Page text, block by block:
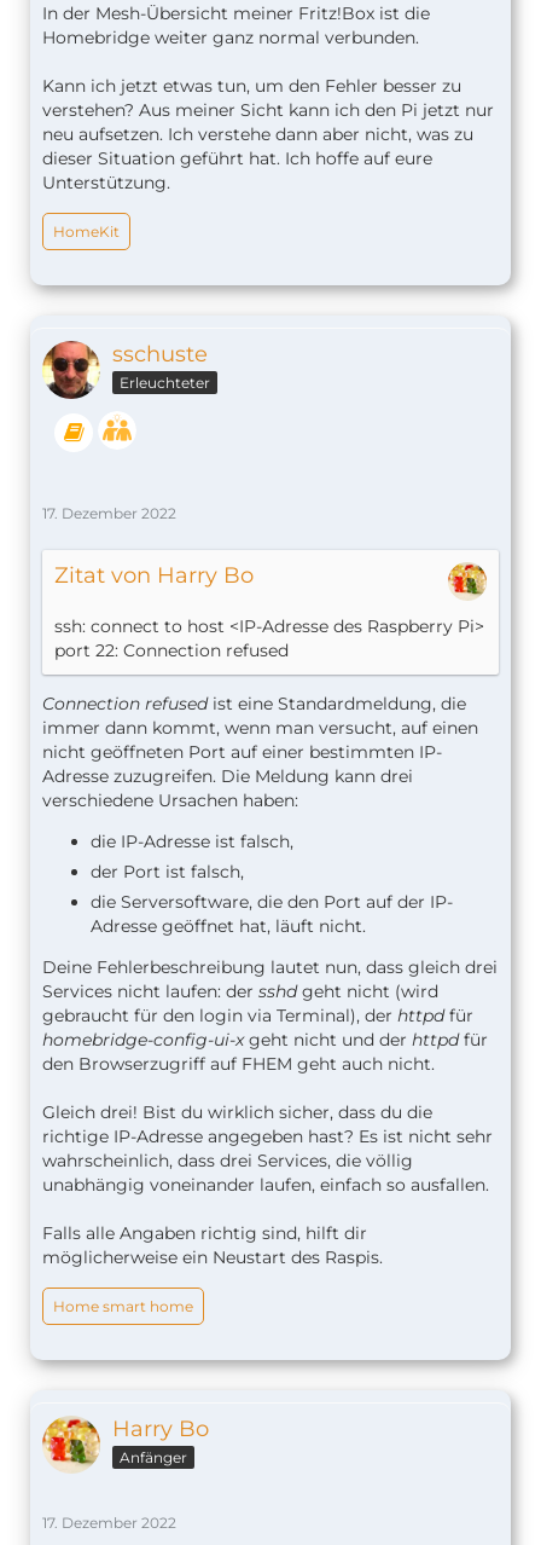
In der Mesh-Übersicht meiner Fritz!Box ist die
Homebridge weiter ganz normal verbunden.
Kann ich jetzt etwas tun, um den Fehler besser zu
verstehen? Aus meiner Sicht kann ich den Pi jetzt nur
neu aufsetzen. Ich verstehe dann aber nicht, was zu
dieser Situation geführt hat. Ich hoffe auf eure
Unterstützung.
HomeKit
sschuste
Erleuchteter
17. Dezember 2022
Zitat von Harry Bo
ssh: connect to host <IP-Adresse des Raspberry Pi>
port 22: Connection refused
Connection refusedist eine Standardmeldung, die
immer dann kommt, wenn man versucht, auf einen
nicht geöffneten Port auf einer bestimmten IP-
Adresse zuzugreifen. Die Meldung kann drei
verschiedene Ursachen haben:
die IP-Adresse ist falsch,
der Port ist falsch,
die Serversoftware, die den Port auf der IP-
Adresse geöffnet hat, läuft nicht.
Deine Fehlerbeschreibung lautet nun, dass gleich drei
Services nicht laufen: der sshdgeht nicht (wird
gebraucht für den login via Terminal), der httpdfür
homebridge-config-ui-xgeht nicht und der httpdfür
den Browserzugriff auf FHEM geht auch nicht.
Gleich drei! Bist du wirklich sicher, dass du die
richtige IP-Adresse angegeben hast? Es ist nicht sehr
wahrscheinlich, dass drei Services, die völlig
unabhängig voneinander laufen, einfach so ausfallen.
Falls alle Angaben richtig sind, hilft dir
möglicherweise ein Neustart des Raspis.
Home smart home
Harry Bo
Anfänger
17. Dezember 2022